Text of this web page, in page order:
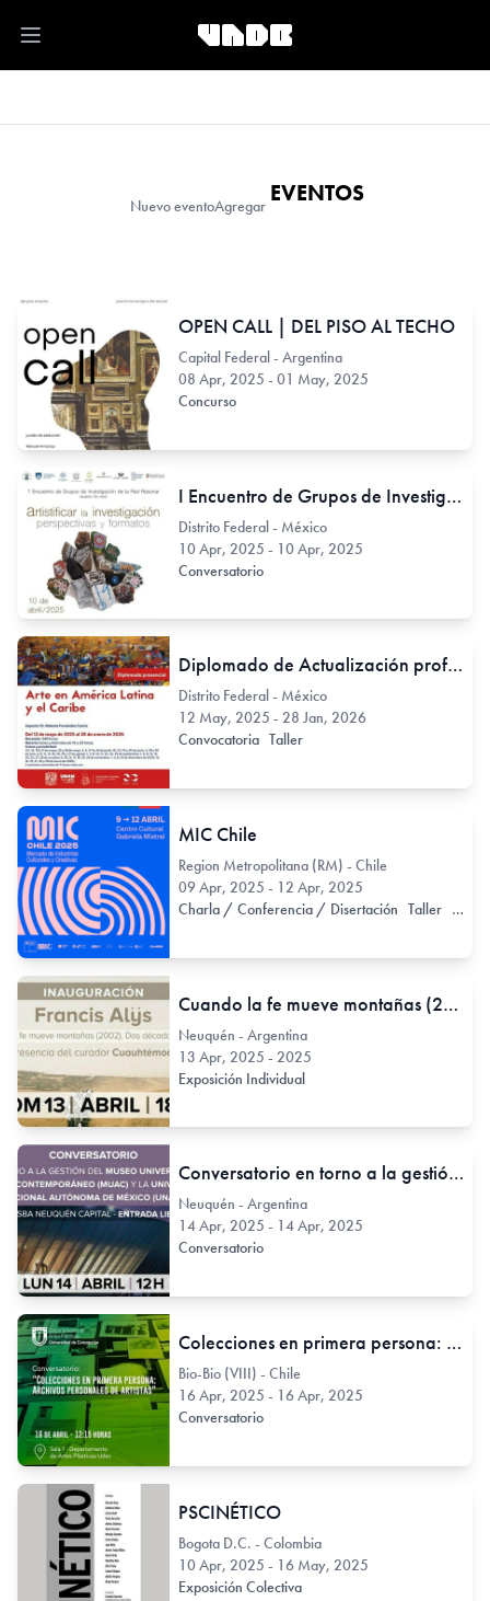
Open main menu
Nuevo eventoAgregar EVENTOS
OPEN CALL | DEL PISO AL TECHO
Capital Federal - Argentina
08 Apr, 2025 - 01 May, 2025
Concurso
I Encuentro de Grupos de Investigación de la Red Resonar
Distrito Federal - México
10 Apr, 2025 - 10 Apr, 2025
Conversatorio
Diplomado de Actualización profesional con opción a Titulación Arte en América Latina y el Caribe
Distrito Federal - México
12 May, 2025 - 28 Jan, 2026
Convocatoria Taller
MIC Chile
Region Metropolitana (RM) - Chile
09 Apr, 2025 - 12 Apr, 2025
Charla / Conferencia / Disertación Taller Otro
Cuando la fe mueve montañas (2002). Dos décadas después - 2025
Neuquén - Argentina
13 Apr, 2025 - 2025
Exposición Individual
Conversatorio en torno a la gestión del Museo Universitario de Arte Contemporáneo (MUAC) y la Universidad Nacional Autónoma de México (UNAM)
Neuquén - Argentina
14 Apr, 2025 - 14 Apr, 2025
Conversatorio
Colecciones en primera persona: Archivos personales de artistas
Bio-Bio (VIII) - Chile
16 Apr, 2025 - 16 Apr, 2025
Conversatorio
PSCINÉTICO
Bogota D.C. - Colombia
10 Apr, 2025 - 16 May, 2025
Exposición Colectiva